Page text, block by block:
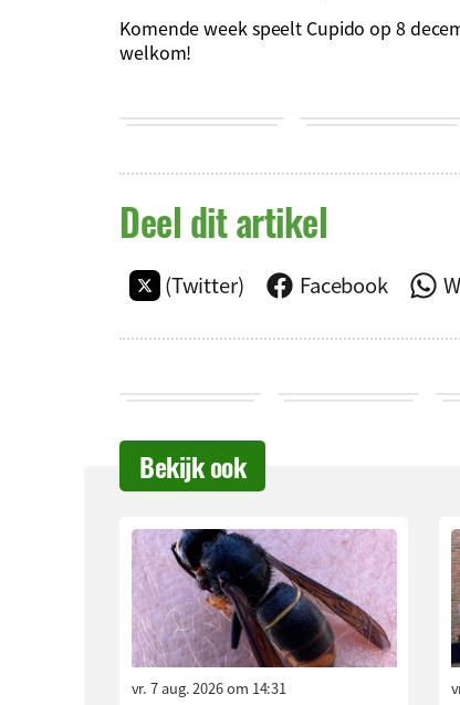
Komende week speelt Cupido op 8
welkom!
Deel dit artikel
(Twitter) Facebook
Bekijk ook
vr. 7 aug. 2026 om 14:31